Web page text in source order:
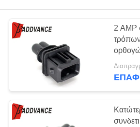
ΠΡΟΪΌΝΤΑ
ΠΕΡΊΠΟΥ
ΕΜΕΊΣ
ΓΎΡΟΣ
ΕΡΓΟΣΤΑΣΊΩΝ
2 AMP